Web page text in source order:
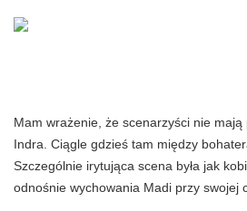
Mam wrażenie, że scenarzyści nie mają
Indra. Ciągle gdzieś tam między
Szczególnie irytująca scena była jak
odnośnie wychowania Madi przy swojej